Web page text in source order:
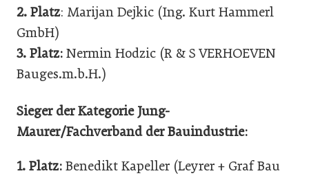
2. Platz: Marijan Dejkic (Ing. Kurt Hammerl
GmbH)
3. Platz: Nermin Hodzic (R & S VERHOEVEN
Bauges.m.b.H.)
Sieger der Kategorie Jung-
Maurer/Fachverband der Bauindustrie:
1. Platz: Benedikt Kapeller (Leyrer + Graf Bau